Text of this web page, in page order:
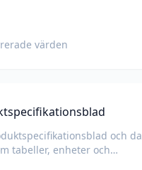
värden
och
tabeller, enheter och